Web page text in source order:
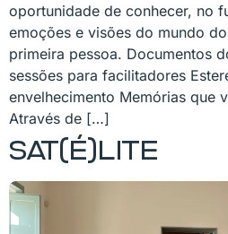
oportunidade de conhecer, no
emoções e visões do mundo
primeira pessoa. Documentos
sessões para facilitadores
envelhecimento Memórias que
Através de […]
SAT(É)LITE